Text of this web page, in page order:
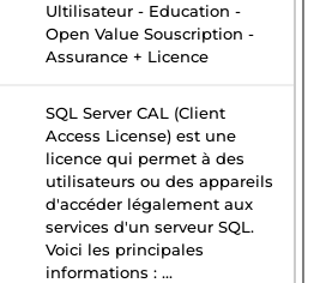
Ultilisateur - Education -
Open Value Souscription -
Assurance + Licence
SQL Server CAL (Client
Access License) est une
licence qui permet à des
utilisateurs ou des appareils
d'accéder légalement aux
services d'un serveur SQL.
Voici les principales
informations : ...